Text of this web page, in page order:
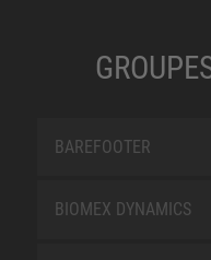
BAREFOOTER
BIOMEX DYNAMICS